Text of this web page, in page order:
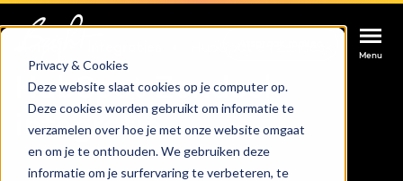
Privacy & Cookies
Deze website slaat cookies op je computer op.
Deze cookies worden gebruikt om informatie te
verzamelen over hoe je met onze website omgaat
en om je te onthouden. We gebruiken deze
informatie om je surfervaring te verbeteren, te
Menu
Menu
Services
HUBSPOT SERVICES
Cases
Menu
HubSpot Zendesk
integratie